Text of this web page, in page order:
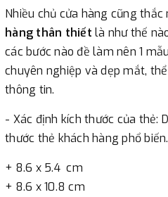
Nhiều chủ cửa hàng cũng
hàng thân thiết là như thế
các bước nào đề làm nên 1
chuyên nghiệp và dẹp mắt,
thông tin.
- Xác định kích thước của thẻ:
thước thẻ khách hàng phổ biến.
+ 8.6 x 5.4 cm
+ 8.6 x 10.8 cm